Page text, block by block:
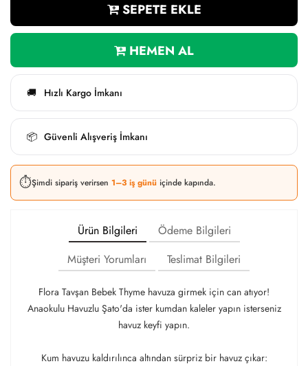
SEPETE EKLE
HEMEN AL
🚚 Hızlı Kargo İmkanı
📦 Güvenli Alışveriş İmkanı
⏱️Şimdi sipariş verirsen 1–3 iş günü içinde kapında.
Ürün Bilgileri
Ödeme Bilgileri
Müşteri Yorumları
Teslimat Bilgileri
Flora Tavşan Bebek Thyme havuza girmek için can atıyor!
Anaokulu Havuzlu Şato'da ister kumdan kaleler yapın isterseniz
havuz keyfi yapın.
Kum havuzu kaldırılınca altından sürpriz bir havuz çıkar: